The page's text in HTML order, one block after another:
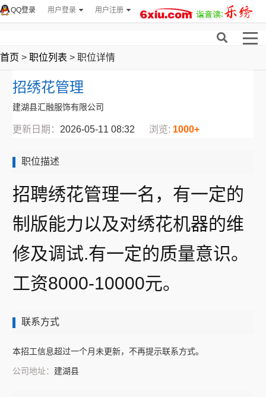
用户登录 用户注册
QQ登录
首页 > 职位列表 > 职位详情
招绣花管理
建湖县汇融服饰有限公司
更新日期： 2026-05-11 08:32 浏览: 1000+
职位描述
招聘绣花管理一名，有一定的
制版能力以及对绣花机器的维
修及调试.有一定的质量意识。
工资8000-10000元。
联系方式
本招工信息超过一个月未更新，不再提示联系方式。
公司地址： 建湖县